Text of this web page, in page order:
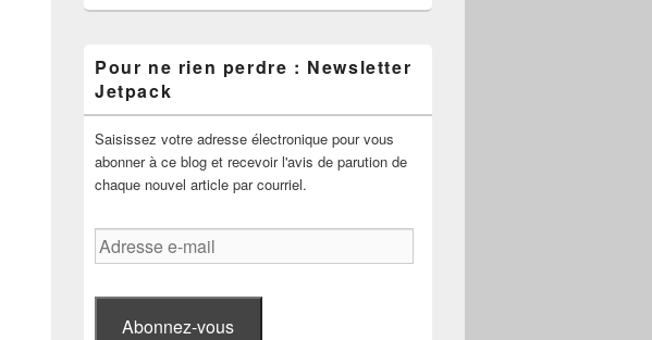
Pour ne rien perdre : Newsletter
Jetpack
Saisissez votre adresse électronique pour vous
abonner à ce blog et recevoir l'avis de parution de
chaque nouvel article par courriel.
Adresse
e-
Abonnez-vous